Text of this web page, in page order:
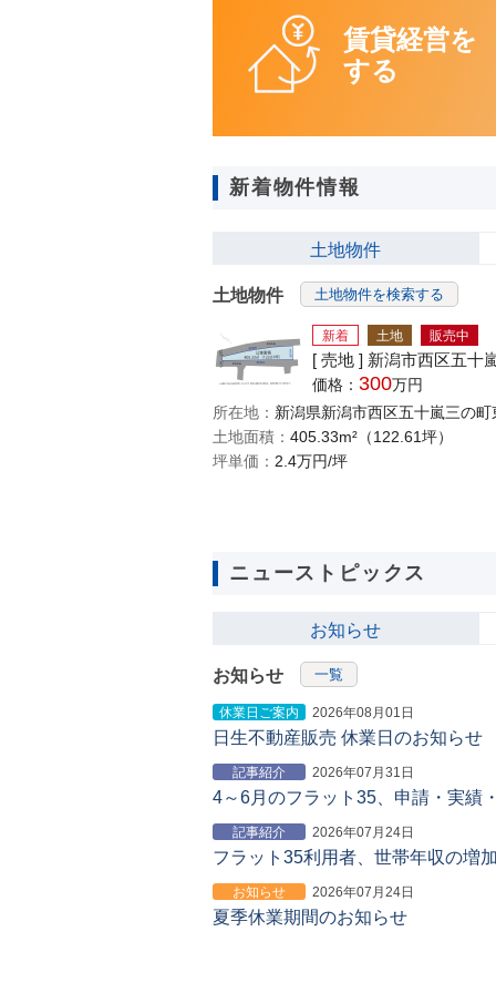
賃貸経営を
する
新着物件情報
土地物件
土地物件 土地物件を検索する
新着 土地 販売中
[ 売地 ] 新潟市西区五十
価格： 300万円
所在地： 新潟県新潟市西区五十嵐三の町
土地面積： 405.33m²（122.61坪）
坪単価： 2.4万円/坪
ニューストピックス
お知らせ
お知らせ 一覧
休業日ご案内 2026年08月01日
日生不動産販売 休業日のお知らせ
記事紹介 2026年07月31日
4～6月のフラット35、申請・実績
記事紹介 2026年07月24日
フラット35利用者、世帯年収の増
お知らせ 2026年07月24日
夏季休業期間のお知らせ